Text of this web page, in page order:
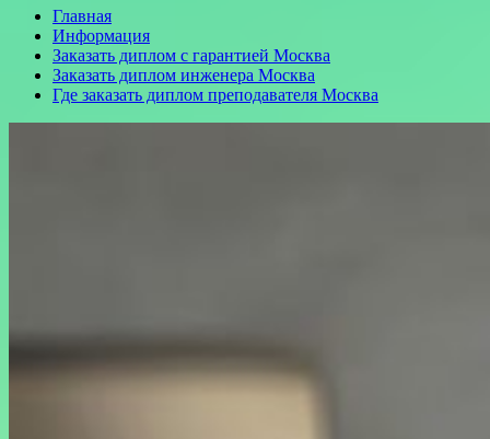
Главная
Информация
Заказать диплом с гарантией Москва
Заказать диплом инженера Москва
Где заказать диплом преподавателя Москва